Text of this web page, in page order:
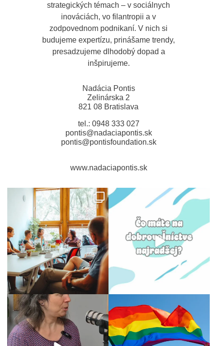
strategických témach – v sociálnych
inováciách, vo filantropii a v
zodpovednom podnikaní. V nich si
budujeme expertízu, prinášame trendy,
presadzujeme dlhodobý dopad a
inšpirujeme.
Nadácia Pontis
Zelinárska 2
821 08 Bratislava
tel.: 0948 333 027
pontis@nadaciapontis.sk
pontis@pontisfoundation.sk
www.nadaciapontis.sk